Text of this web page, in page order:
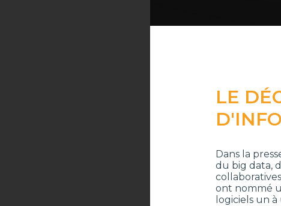
LE
Dans la
du big data,
ont nommé
logiciels un à